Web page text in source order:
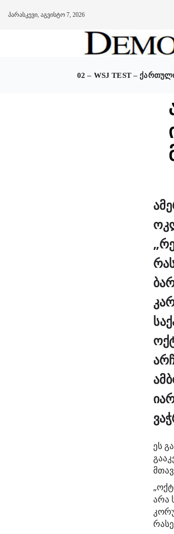
პარასკევი, აგვისტო 7, 2026
02 – WSJ TEST –
ეს
არა